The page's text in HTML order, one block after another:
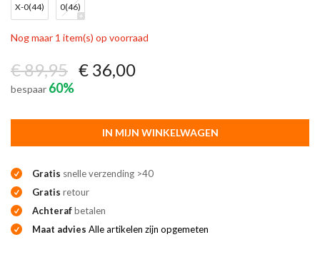
X-0(44) 0(46)
Nog maar 1 item(s) op voorraad
€ 89,95 € 36,00
bespaar 60%
IN MIJN WINKELWAGEN
Gratis snelle verzending >40
Gratis retour
Achterafbetalen
Maat advies Alle artikelen zijn opgemeten